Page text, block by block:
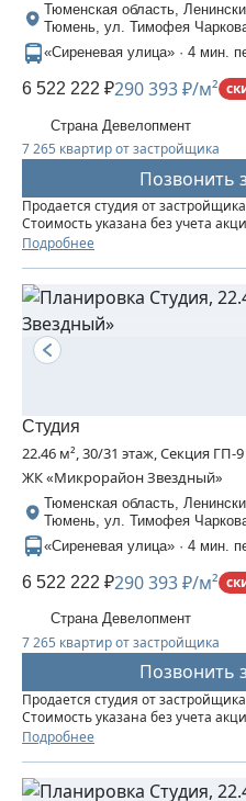
Тюменская область,
Тюмень, ул. Тимофея
«Сиреневая улица» · 4 мин.
6 522 222 ₽290 393 ₽/м²
Страна Девелопмент
7 265 квартир от застройщика
Позвонить
Продается студия от
Стоимость указана без учета
квартиры 22,46 кв. м. Сдача — в 3
Подробнее
Студия
22.46 м², 30/31 этаж, Секция
ЖК «Микрорайон Звездный»
Тюменская область,
Тюмень, ул. Тимофея
«Сиреневая улица» · 4 мин.
6 522 222 ₽290 393 ₽/м²
Страна Девелопмент
7 265 квартир от застройщика
Позвонить
Продается студия от
Стоимость указана без учета
квартиры 22,46 кв. м. Сдача — в 3
Подробнее